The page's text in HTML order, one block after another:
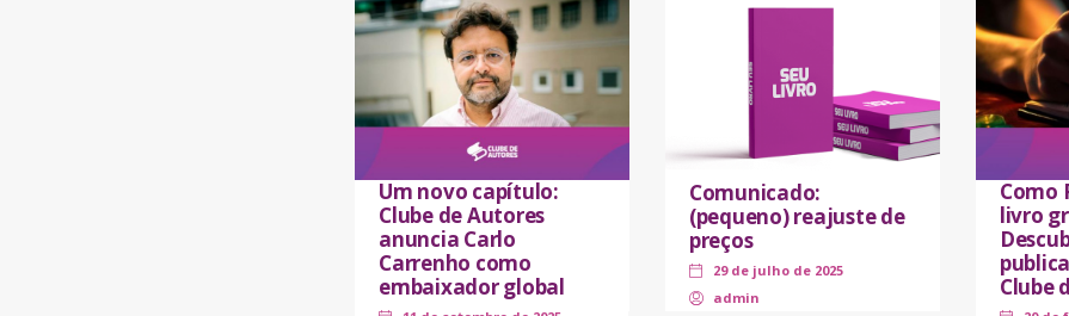
Um novo capítulo:
Clube de Autores
anuncia Carlo
Carrenho como
embaixador global
Comunicado:
(pequeno) reajuste de
preços
29 de julho de 2025
admin
Como
livro
Clube